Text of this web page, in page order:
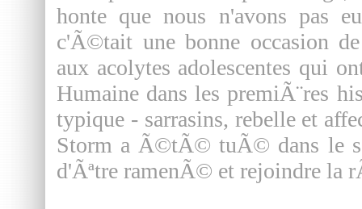
honte que nous n'avons pas
c'Ã©tait une bonne occasion
aux acolytes adolescentes qui
Humaine dans les premiÃ¨res
typique - sarrasins, rebelle et
Storm a Ã©tÃ© tuÃ© dans le
d'Ãªtre ramenÃ© et rejoindre la